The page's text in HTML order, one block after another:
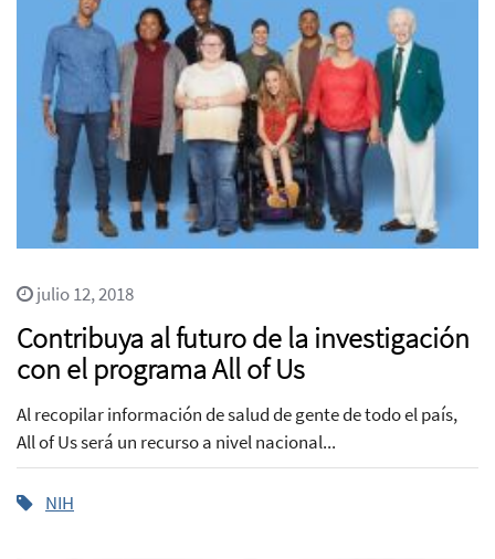
julio 12, 2018
Contribuya al futuro de la investigación
con el programa All of Us
Al recopilar información de salud de gente de todo el país,
All of Us será un recurso a nivel nacional...
NIH